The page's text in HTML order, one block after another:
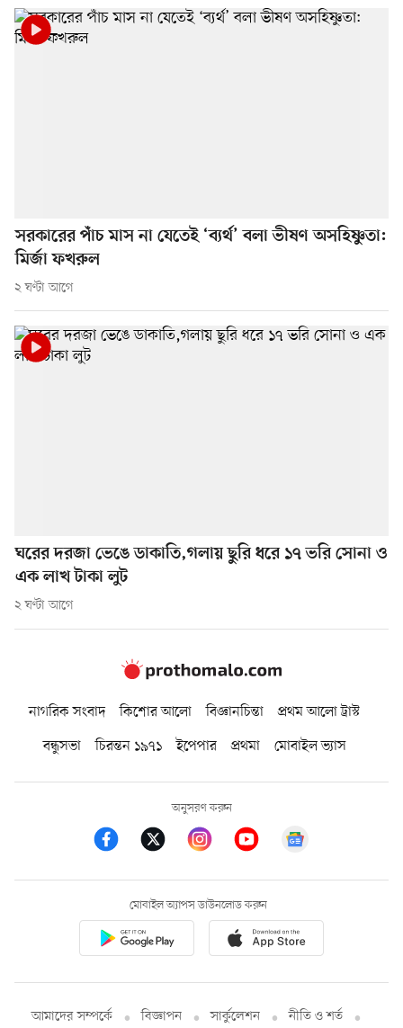
সরকারের পাঁচ মাস না যেতেই ‘ব্যর্থ’ বলা ভীষণ অসহিষ্ণুতা:
মির্জা ফখরুল
২ ঘণ্টা আগে
ঘরের দরজা ভেঙে ডাকাতি,গলায় ছুরি ধরে ১৭ ভরি সোনা ও
এক লাখ টাকা লুট
২ ঘণ্টা আগে
নাগরিক সংবাদ কিশোর আলো বিজ্ঞানচিন্তা
প্রথম আলো ট্রাস্ট
বন্ধুসভা
চিরন্তন ১৯৭১ ইপেপার প্রথমা মোবাইল ভ্যাস
অনুসরণ করুন
মোবাইল অ্যাপস ডাউনলোড করুন
আমাদের সম্পর্কে বিজ্ঞাপন সার্কুলেশন নীতি ও শর্ত